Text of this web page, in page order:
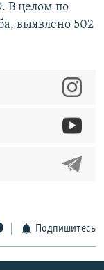
В целом по
выявлено 502
Подпишитесь